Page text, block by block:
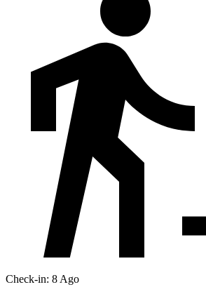
Check-in: 8 Ago